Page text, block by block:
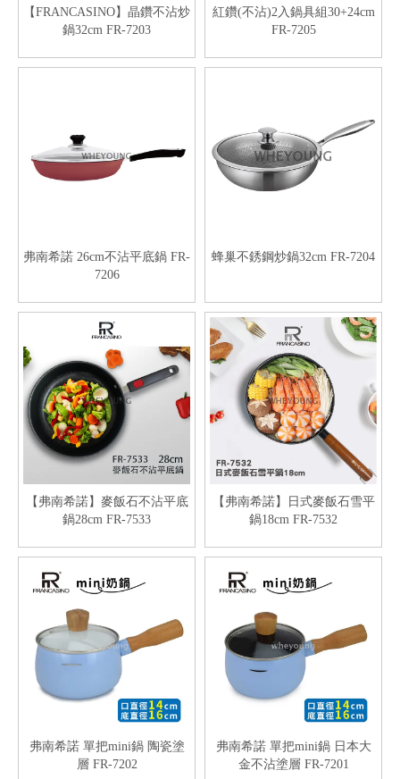
【FRANCASINO】晶鑽不沾炒
鍋32cm FR-7203
紅鑽(不沾)2入鍋具組30+24cm
FR-7205
弗南希諾 26cm不沾平底鍋 FR-
7206
蜂巢不銹鋼炒鍋32cm FR-7204
【弗南希諾】麥飯石不沾平底
鍋28cm FR-7533
【弗南希諾】日式麥飯石雪平
鍋18cm FR-7532
弗南希諾 單把mini鍋 陶瓷塗
層 FR-7202
弗南希諾 單把mini鍋 日本大
金不沾塗層 FR-7201